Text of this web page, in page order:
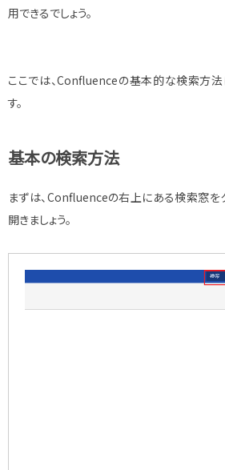
用できるでしょう。
ここでは、Confluenceの基本的な検索方法
す。
基本の検索方法
まずは、Confluenceの右上にある検索窓を
開きましょう。